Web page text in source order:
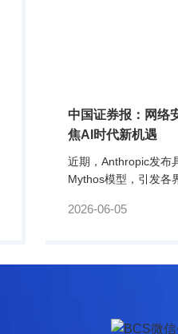
中国证券报：网络
焦AI时代新机遇
近期，Anthropic发布
Mythos模型，引发各
全防护方式迎来重要
注，或成为网络安全
2026-06-05